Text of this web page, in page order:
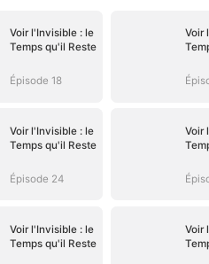
Voir l'Invisible : le
Temps qu'il Reste
Épisode 18
Voir
Voir l'Invisible : le
Temps qu'il Reste
Épisode 24
Voir
Voir l'Invisible : le
Temps qu'il Reste
Voir